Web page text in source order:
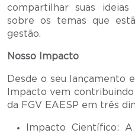
compartilhar suas
sobre os temas que
gestão.
Nosso Impacto
Desde o seu lançamento
Impacto vem
da FGV EAESP em três
Impacto Científico: